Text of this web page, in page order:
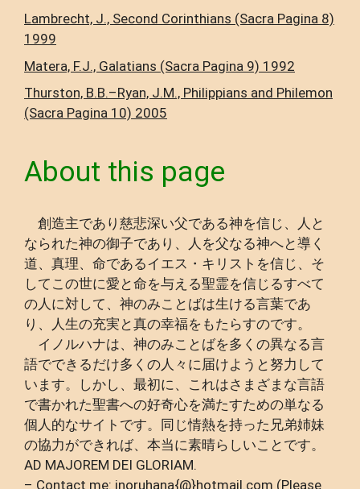
Lambrecht, J., Second Corinthians (Sacra Pagina 8)
1999
Matera, F.J., Galatians (Sacra Pagina 9) 1992
Thurston, B.B.–Ryan, J.M., Philippians and Philemon
(Sacra Pagina 10) 2005
About this page
創造主であり慈悲深い父である神を信じ、人と
なられた神の御子であり、人を父なる神へと導く
道、真理、命であるイエス・キリストを信じ、そ
してこの世に愛と命を与える聖霊を信じるすべて
の人に対して、神のみことばは生ける言葉であ
り、人生の充実と真の幸福をもたらすのです。
イノルハナは、神のみことばを多くの異なる言
語でできるだけ多くの人々に届けようと努力して
います。しかし、最初に、これはさまざまな言語
で書かれた聖書への好奇心を満たすための単なる
個人的なサイトです。同じ情熱を持った兄弟姉妹
の協力ができれば、本当に素晴らしいことです。
AD MAJOREM DEI GLORIAM.
– Contact me: inoruhana{@}hotmail.com (Please